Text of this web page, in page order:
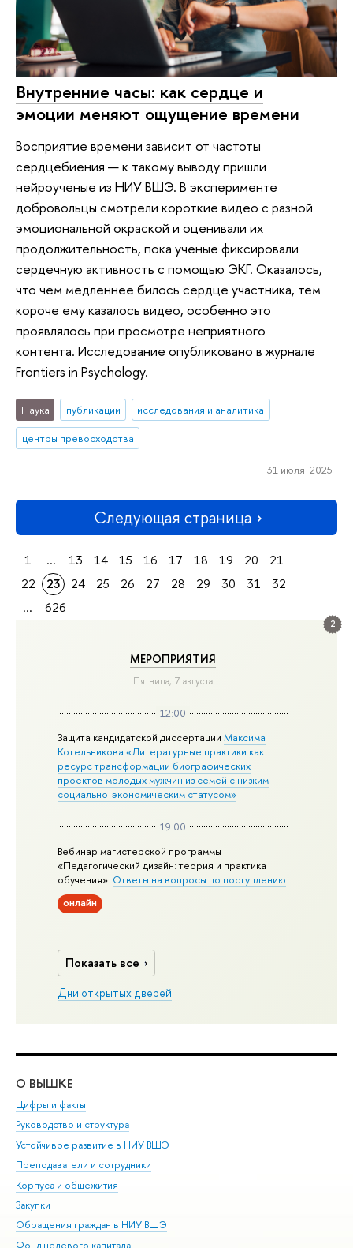
2
МЕРОПРИЯТИЯ
Пятница, 7 августа
12:00
Защита кандидатской диссертацииМаксима
Котельникова «Литературные практики как
ресурс трансформации биографических
проектов молодых мужчин из семей с низким
социально-экономическим статусом»
19:00
Вебинар магистерской программы
«Педагогический дизайн: теория и практика
обучения»: Ответы на вопросы по поступлению
онлайн
Показать все
Дни открытых дверей
Внутренние часы: как сердце и
эмоции меняют ощущение времени
Восприятие времени зависит от частоты
сердцебиения — к такому выводу пришли
нейроученые из НИУ ВШЭ. В эксперименте
добровольцы смотрели короткие видео с разной
эмоциональной окраской и оценивали их
продолжительность, пока ученые фиксировали
сердечную активность с помощью ЭКГ. Оказалось,
что чем медленнее билось сердце участника, тем
короче ему казалось видео, особенно это
проявлялось при просмотре неприятного
контента. Исследование опубликовано в журнале
Frontiers in Psychology.
Наука публикации
исследования и аналитика
центры превосходства
31 июля 2025
Следующая страница
1 ... 13 14 15 16 17 18 19 20
21
22
23 24 25 26 27 28 29 30 31
32
...
626
О ВЫШКЕ
Цифры и факты
Руководство и структура
Устойчивое развитие в НИУ ВШЭ
Преподаватели и сотрудники
Корпуса и общежития
Закупки
Обращения граждан в НИУ ВШЭ
Фонд целевого капитала